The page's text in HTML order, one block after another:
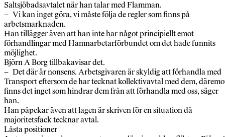
Saltsjöbadsavtalet när han talar med Flamman.
– Vi kan inget göra, vi måste följa de regler som finns på
arbetsmarknaden.
Han tillägger även att han inte har något principiellt emot
förhandlingar med Hamnarbetarförbundet om det hade funnits
möjlighet.
Björn A Borg tillbakavisar det.
– Det där är nonsens. Arbetsgivaren är skyldig att förhandla med
Transport eftersom de har tecknat kollektivavtal med dem,
finns det inget som hindrar dem från att förhandla med oss, säger
han.
Han påpekar även att lagen är skriven för en situation då
majoritetsfack tecknar avtal.
Låsta positioner